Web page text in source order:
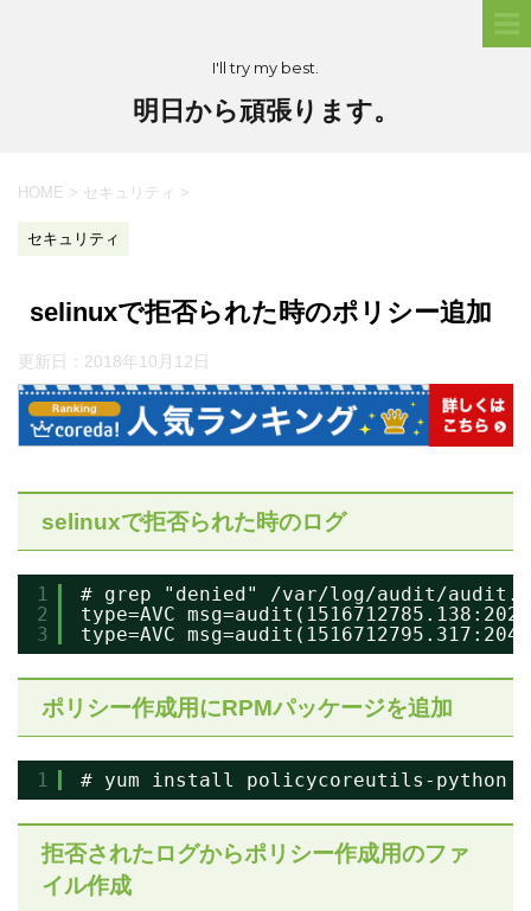
I'll try my best.
明日から頑張ります。
HOME > セキュリティ >
セキュリティ
selinuxで拒否られた時のポリシー追加
更新日： 2018年10月12日
selinuxで拒否られた時のログ
1
2
3
# grep "denied" /var/log/audit/
type=AVC
type=AVC
ポリシー作成用にRPMパッケージを追加
1 # yum install policycoreutils-python
拒否されたログからポリシー作成用のファ
イル作成